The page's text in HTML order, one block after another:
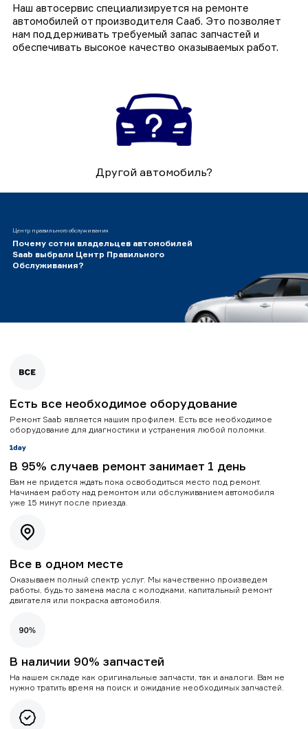
Наш автосервис специализируется на ремонте
автомобилей от производителя Сааб. Это позволяет
нам поддерживать требуемый запас запчастей и
обеспечивать высокое качество оказываемых работ.
Другой автомобиль?
Центр правильного обслуживания
Почему сотни владельцев автомобилей
Saab выбрали Центр Правильного
Обслуживания?
Есть все необходимое оборудование
Ремонт Saab является нашим профилем. Есть все необходимое
оборудование для диагностики и устранения любой поломки.
В 95% случаев ремонт занимает 1 день
Вам не придется ждать пока освободиться место под ремонт.
Начинаем работу над ремонтом или обслуживанием автомобиля
уже 15 минут после приезда.
Все в одном месте
Оказываем полный спектр услуг. Мы качественно произведем
работы, будь то замена масла с колодками, капитальный ремонт
двигателя или покраска автомобиля.
В наличии 90% запчастей
На нашем складе как оригинальные запчасти, так и аналоги. Вам не
нужно тратить время на поиск и ожидание необходимых запчастей.